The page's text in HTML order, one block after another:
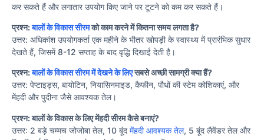
कर सकते हैं और लगातार उपयोग किए जाने पर टूटने को कम कर सकते हैं।
प्रश्न:बालों के विकास सीरमको काम करने में कितना समय लगता है?
उत्तर: अधिकांश उपयोगकर्ता एक महीने के भीतर खोपड़ी के स्वास्थ्य में प्रारंभिक सुधार
देखते हैं, जिसमें 8-12 सप्ताह के बाद वृद्धि दिखाई देती है।
प्रश्न:बालों के विकास सीरम में देखने के लिएसबसे अच्छी सामग्री क्या हैं?
उत्तर: पेप्टाइड्स, बायोटिन, नियासिनमाइड, कैफीन, पौधों की स्टेम कोशिकाएं, और
मेंहदी और पुदीना जैसे आवश्यक तेल।
प्रश्न: बालों के विकास के लिए मेंहदी सीरम कैसे बनाएं?
उत्तर: 2 बड़े चम्मच जोजोबा तेल, 10 बूंद मेंहदी आवश्यक तेल, 5 बूंद लैवेंडर तेल और